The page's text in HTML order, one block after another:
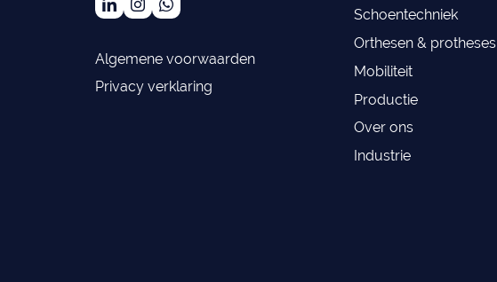
Algemene voorwaarden
Privacy verklaring
Schoentechniek
Orthesen & protheses
Mobiliteit
Productie
Over ons
Industrie